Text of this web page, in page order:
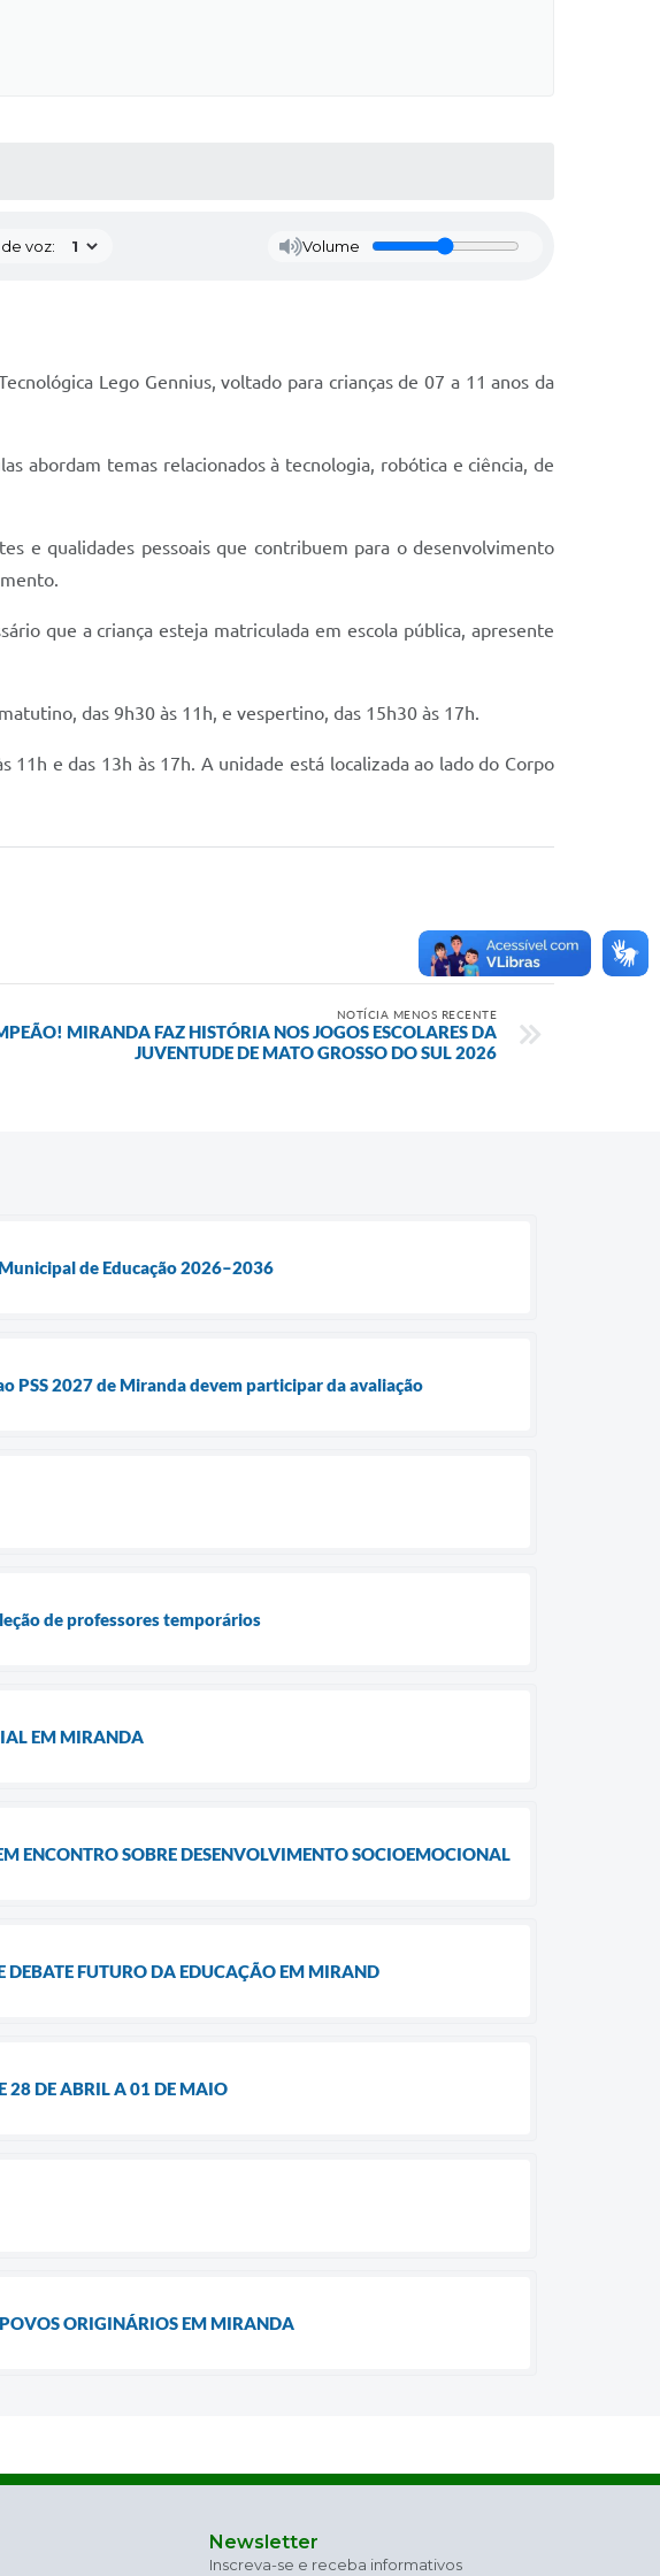
voz: Volume
Lego Gennius, voltado para crianças de 07 a 11 anos da
abordam temas relacionados à tecnologia, robótica e ciência, de
e qualidades pessoais que contribuem para o desenvolvimento
que a criança esteja matriculada em escola pública, apresente
das 9h30 às 11h, e vespertino, das 15h30 às 17h.
e das 13h às 17h. A unidade está localizada ao lado do Corpo
NOTÍCIA MENOS RECENTE
MIRANDA FAZ HISTÓRIA NOS JOGOS ESCOLARES DA
JUVENTUDE DE MATO GROSSO DO SUL 2026
de Educação 2026–2036
PSS 2027 de Miranda devem participar da avaliação
de professores temporários
EM MIRANDA
ENCONTRO SOBRE DESENVOLVIMENTO SOCIOEMOCIONAL
FUTURO DA EDUCAÇÃO EM MIRAND
28 DE ABRIL A 01 DE MAIO
ORIGINÁRIOS EM MIRANDA
Newsletter
Inscreva-se e receba informativos